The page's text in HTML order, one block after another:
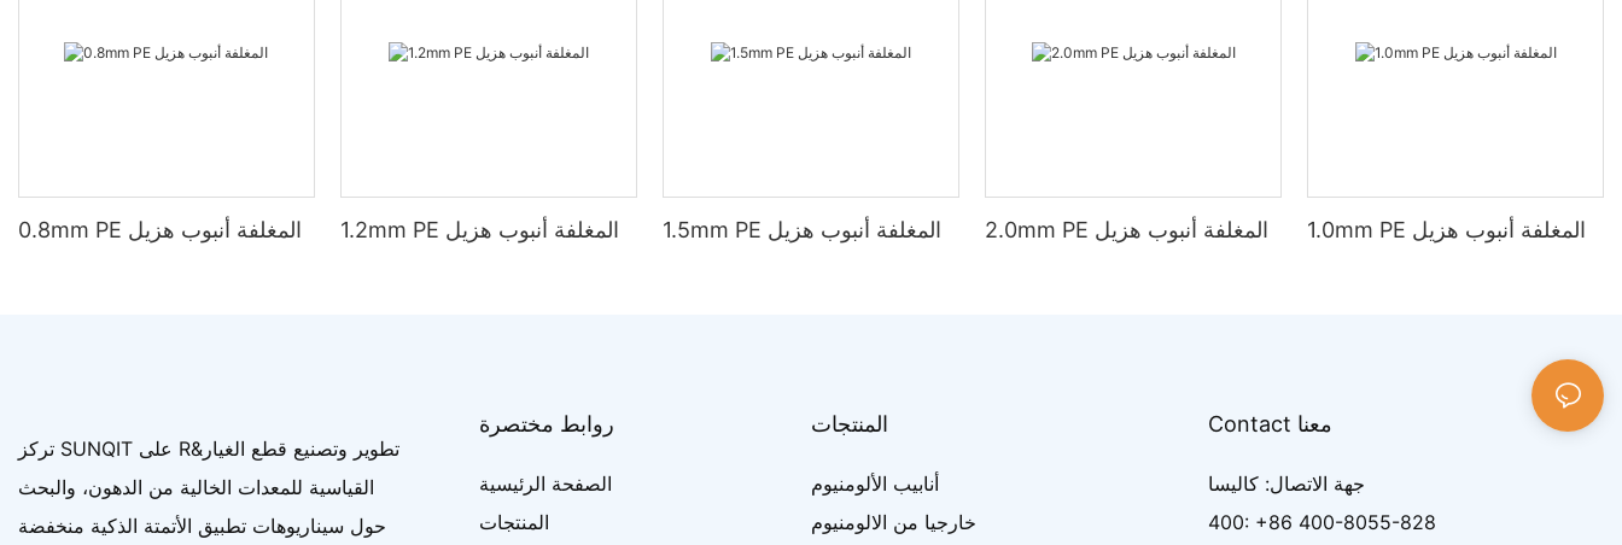
0.8mm PE المغلفة أنبوب هزيل 1.2mm PE المغلفة أنبوب هزيل 1.5mm PE المغلفة أنبوب هزيل 2.0mm PE المغلفة أنبوب هزيل 1.0mm PE المغلفة أنبوب هزيل
تركز SUNQIT على R&تطوير وتصنيع قطع الغيار
القياسية للمعدات الخالية من الدهون، والبحث
حول سيناريوهات تطبيق الأتمتة الذكية منخفضة
روابط مختصرة
الصفحة الرئيسية
المنتجات
المنتجات
أنابيب الألومنيوم
خارجيا من الالومنيوم
Contact معنا
جهة الاتصال: كاليسا
400: +86 400-8055-828